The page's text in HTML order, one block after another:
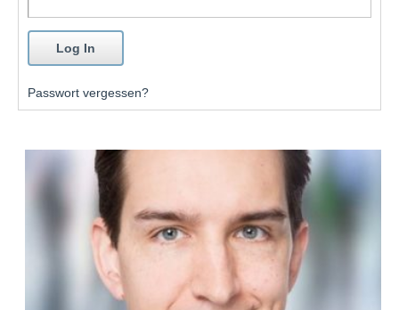
Passwort vergessen?